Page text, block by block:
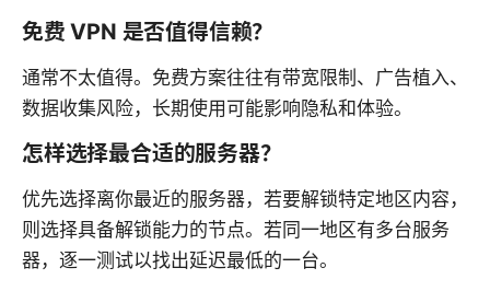
免费 VPN 是否值得信赖？
通常不太值得。免费方案往往有带宽限制、广告植入、
数据收集风险，长期使用可能影响隐私和体验。
怎样选择最合适的服务器？
优先选择离你最近的服务器，若要解锁特定地区内容，
则选择具备解锁能力的节点。若同一地区有多台服务
器，逐一测试以找出延迟最低的一台。